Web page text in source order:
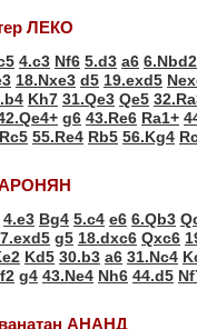
ЛЕКО
4.c3 Nf6 5.d3 a6 6.Nbd2
18.Nxe3 d5 19.exd5
Kh7 31.Qe3 Qe5
g6 43.Re6 Ra1+
Rc5 55.Re4 Rb5 56.Kg4
АРОНЯН
4.e3 Bg4 5.c4 e6 6.Qb3
g5 18.dxc6 Qxc6
Kd5 30.b3 a6 31.Nc4
g4 43.Ne4 Nh6 44.d5
АНАНД